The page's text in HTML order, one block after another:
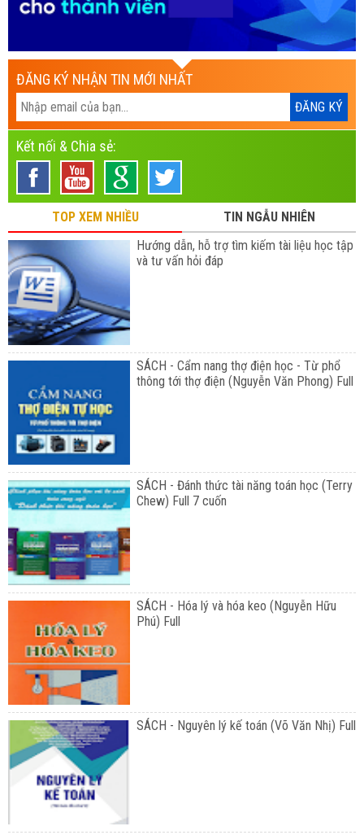
ĐĂNG KÝ NHẬN TIN MỚI NHẤT
Kết nối & Chia sẻ:
TOP XEM NHIỀU
TIN NGẪU NHIÊN
Hướng dẫn, hỗ trợ tìm kiếm tài liệu học tập
và tư vấn hỏi đáp
SÁCH - Cẩm nang thợ điện học - Từ phổ
thông tới thợ điện (Nguyễn Văn Phong) Full
SÁCH - Đánh thức tài năng toán học (Terry
Chew) Full 7 cuốn
SÁCH - Hóa lý và hóa keo (Nguyễn Hữu
Phú) Full
SÁCH - Nguyên lý kế toán (Võ Văn Nhị) Full